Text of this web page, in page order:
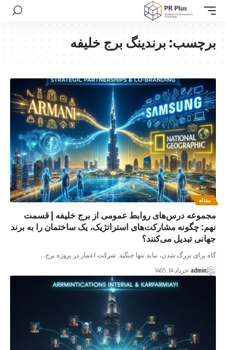
برچسب: برندینگ برج خلیفه
مقاله
مجموعه درس‌های روابط عمومی از برج خلیفه | قسمت
نهم: چگونه مشارکت‌های استراتژیک، یک ساختمان را به برند
جهانی تبدیل می‌کنند؟
گاه برای بزرگ شدن، نباید تنها جنگید. شرکت اعمار در پروژه برج…
admin خرداد 14, 1405